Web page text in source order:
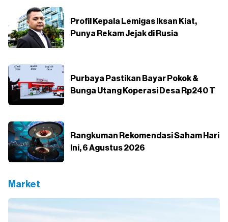
Profil Kepala Lemigas Iksan Kiat,
Punya Rekam Jejak di Rusia
Purbaya Pastikan Bayar Pokok &
Bunga Utang Koperasi Desa Rp240 T
Rangkuman Rekomendasi Saham Hari
Ini, 6 Agustus 2026
Market